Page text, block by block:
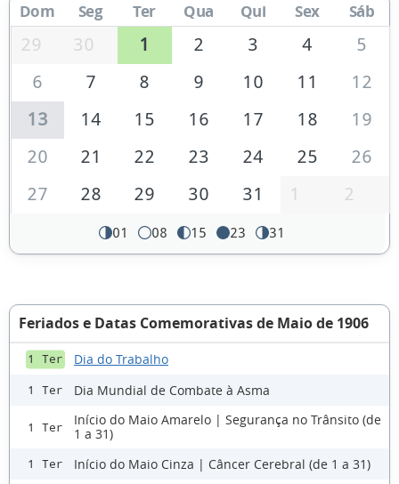
Dom Seg Ter Qua Qui Sex Sáb
29 30 1 2 3 4
5
6
7 8 9 10 11
12
13
14 15 16 17 18
19
20
21 22 23 24 25
26
27
28 29 30 31 1 2
01 08 15 23 31
Feriados e Datas Comemorativas de Maio de 1906
1 Ter Dia do Trabalho
1 Ter Dia Mundial de Combate à Asma
1 Ter
Início do Maio Amarelo | Segurança no Trânsito (de
1 a 31)
1 Ter Início do Maio Cinza | Câncer Cerebral (de 1 a 31)